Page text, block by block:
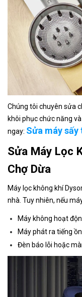
Chúng tôi chuyên sửa
khôi phục chức năng
ngay: Sửa máy sấy
Sửa Máy Lọc
Chợ Dừa
Máy lọc không khí
nhà. Tuy nhiên, nếu
Máy không hoạt
Máy phát ra tiếng
Đèn báo lỗi hoặc